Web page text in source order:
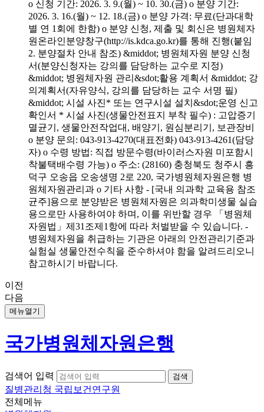
o 신청 기간: 2026. 3. 9.(월) ~ 10. 30.(금) o 분양 기간:
2026. 3. 16.(월) ~ 12. 18.(금) o 분양 가격: 무료(단과대학
별 연 1회에 한함) o 분양 신청, 제출 및 회신은 병원체자
원온라인분양창구(http://is.kdca.go.kr)를 통해 진행(붙임
2. 분양절차 안내 참조) &middot; 병원체자원 분양 신청
서(분양신청자는 강의를 담당하는 교수로 지정)
&middot; 병원체자원 관리&sdot;활용 계획서 &middot; 강
의계획서(자유양식, 강의를 담당하는 교수 서명 필)
&middot; 시설 사진* 또는 연구시설 설치&sdot;운영 신고
확인서 * 시설 사진(생물안전표지 부착 필수) : 고압증기
멸균기, 생물안전작업대, 배양기, 원심분리기, 보관장비
o 분양 문의: 043-913-4270(대표전화) 043-913-4261(담당
자) o 수령 방법: 직접 방문수령(바이러스자원 미포함시
착불택배수령 가능) o 주소: (28160) 충청북도 청주시 흥
덕구 오송읍 오송생명 2로 220, 국가병원체자원은행 병
원체자원관리과 o 기타 사항 - [국내 의과학 교육용 참조
균주]용으로 분양받은 병원체자원은 의과학미생물 실습
용으로만 사용하여야 하며, 이를 위반할 경우 「병원체
자원법」제31조제1항에 따라 처벌받을 수 있습니다. -
병원체자원을 취급하는 기관은 아래의 안전관리기준과
실험실 생물안전수칙을 준수하셔야 함을 알려드리오니
참고하시기 바랍니다.
이전
다음
메뉴열기
국가병원체자원은행
검색어 입력
질병관리청 국립보건연구원
전체메뉴